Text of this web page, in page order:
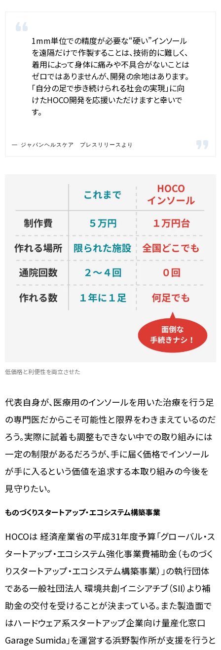
1mm単位での精度が必要な“硬い”インソール
を遠隔だけで作製することは、技術的に難しく、
着用によって身体に痛みや不具合がないことは
ゼロではありませんが、開発の余地はあります。
「自分の足で歩き続けられる社会の実現」に向
けたHOCO開発を応援いただけますと幸いで
す。
ジャパンヘルスケア プレスリリースより
低価格と利便性を両立させた
代表自身が、医療用のインソールを用いた治療を行う足
の専門医だからこそ可能性と限界をわきまえているのだ
ろう。実際に試着も調整もできない中での取り組みには
一定の制限があるだろうが、手に届く価格でインソール
が手に入るという価値を追求する本取り組みの今後を
見守りたい。
ものづくりスタートアップ・エコシステム構築事業
HOCOは 経済産業省の平成31年度予算「グローバル・ス
タートアップ・エコシステム強化事業費補助金（ものづく
りスタートアップ・エコシステム構築事業）」の執行団体
である一般社団法人 環境共創イニシアチブ（SII）より補
助金の交付を受けることが決まっている。また製造面で
はハードウェア系スタートアップ企業向け量産化窓口
Garage Sumida」を運営する浜野製作所が支援を行うと